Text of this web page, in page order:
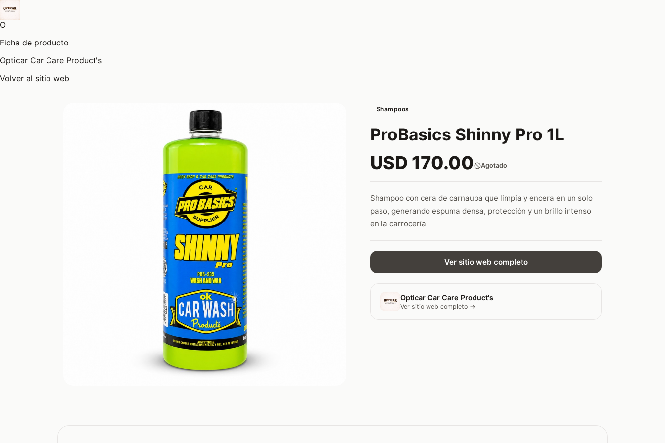
O
Ficha de producto
Opticar Car Care Product's
Volver al sitio web
Shampoos
ProBasics Shinny Pro 1L
USD 170.00 Agotado
Shampoo con cera de carnauba que limpia y encera en un solo
paso, generando espuma densa, protección y un brillo intenso
en la carrocería.
Ver sitio web completo
Opticar Car Care Product's
Ver sitio web completo →